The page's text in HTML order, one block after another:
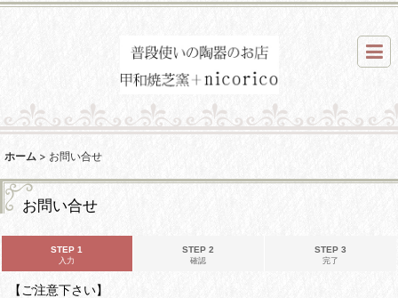
ホーム > お問い合せ
お問い合せ
STEP 1
入力
STEP 2
確認
STEP 3
完了
【ご注意下さい】